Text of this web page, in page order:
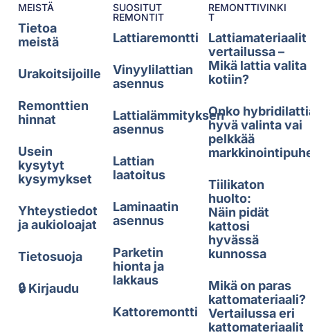
MEISTÄ
Tietoa
meistä
Urakoitsijoille
Remonttien
hinnat
Usein
kysytyt
kysymykset
Yhteystiedot
ja aukioloajat
Tietosuoja
🔒 Kirjaudu
SUOSITUT
REMONTIT
Lattiaremontti
Vinyylilattian
asennus
Lattialämmityksen
asennus
Lattian
laatoitus
Laminaatin
asennus
Parketin
hionta ja
lakkaus
Kattoremontti
REMONTTIVINKI
T
Lattiamateriaalit
vertailussa –
Mikä lattia valita
kotiin?
Onko
hyvä valinta vai
pelkkää
Tiilikaton
huolto:
Näin pidät
kattosi
hyvässä
kunnossa
Mikä on paras
kattomateriaali?
Vertailussa eri
kattomateriaalit